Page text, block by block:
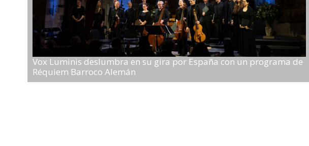
Vox Luminis deslumbra en su gira por España con un programa de
Réquiem Barroco Alemán